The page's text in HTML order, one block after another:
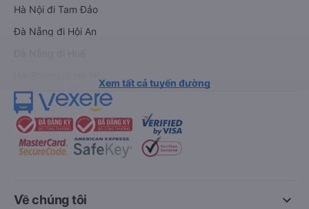
Hà Nội đi Tam Đảo
Đà Nẵng đi Hội An
Xem tất cả tuyến đường
keyboard_arrow_down
Về chúng tôi